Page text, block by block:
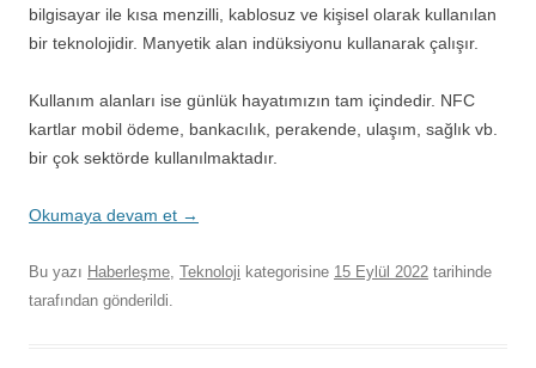
bilgisayar ile kısa menzilli, kablosuz ve kişisel olarak kullanılan
bir teknolojidir. Manyetik alan indüksiyonu kullanarak çalışır.
Kullanım alanları ise günlük hayatımızın tam içindedir. NFC
kartlar mobil ödeme, bankacılık, perakende, ulaşım, sağlık vb.
bir çok sektörde kullanılmaktadır.
Okumaya devam et →
Bu yazı Haberleşme, Teknoloji kategorisine 15 Eylül 2022 tarihinde
tarafından gönderildi.